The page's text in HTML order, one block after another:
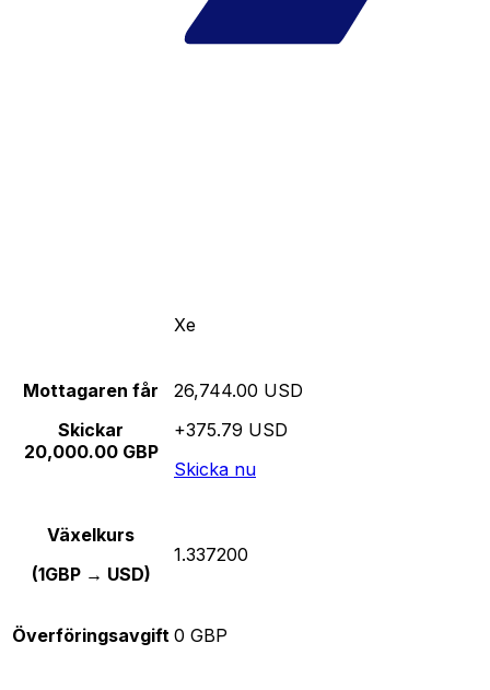
Xe
Mottagaren får
Skickar
20,000.00 GBP
26,744.00 USD
+375.79 USD
Skicka nu
Växelkurs
(1GBP → USD)
1.337200
Överföringsavgift 0 GBP